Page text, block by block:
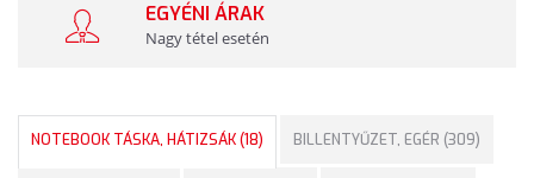
EGYÉNI ÁRAK
Nagy tétel esetén
NOTEBOOK TÁSKA, HÁTIZSÁK (18) BILLENTYŰZET, EGÉR (309)